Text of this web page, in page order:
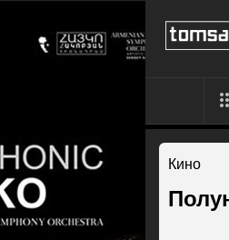
Кино